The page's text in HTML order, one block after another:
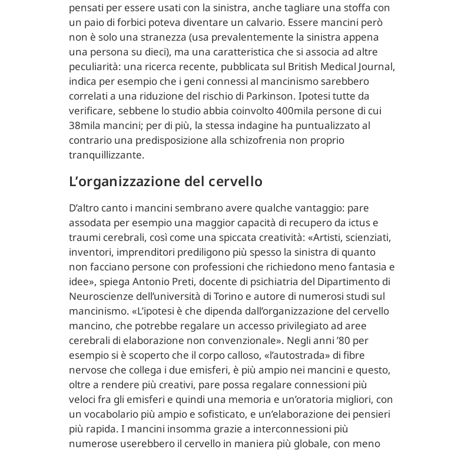
pensati per essere usati con la sinistra, anche tagliare una stoffa con
un paio di forbici poteva diventare un calvario. Essere mancini però
non è solo una stranezza (usa prevalentemente la sinistra appena
una persona su dieci), ma una caratteristica che si associa ad altre
peculiarità: una ricerca recente, pubblicata sul British Medical Journal,
indica per esempio che i geni connessi al mancinismo sarebbero
correlati a una riduzione del rischio di Parkinson. Ipotesi tutte da
verificare, sebbene lo studio abbia coinvolto 400mila persone di cui
38mila mancini; per di più, la stessa indagine ha puntualizzato al
contrario una predisposizione alla schizofrenia non proprio
tranquillizzante.
L’organizzazione del cervello
D’altro canto i mancini sembrano avere qualche vantaggio: pare
assodata per esempio una maggior capacità di recupero da ictus e
traumi cerebrali, così come una spiccata creatività: «Artisti, scienziati,
inventori, imprenditori prediligono più spesso la sinistra di quanto
non facciano persone con professioni che richiedono meno fantasia e
idee», spiega Antonio Preti, docente di psichiatria del Dipartimento di
Neuroscienze dell’università di Torino e autore di numerosi studi sul
mancinismo. «L’ipotesi è che dipenda dall’organizzazione del cervello
mancino, che potrebbe regalare un accesso privilegiato ad aree
cerebrali di elaborazione non convenzionale». Negli anni ’80 per
esempio si è scoperto che il corpo calloso, «l’autostrada» di fibre
nervose che collega i due emisferi, è più ampio nei mancini e questo,
oltre a rendere più creativi, pare possa regalare connessioni più
veloci fra gli emisferi e quindi una memoria e un’oratoria migliori, con
un vocabolario più ampio e sofisticato, e un’elaborazione dei pensieri
più rapida. I mancini insomma grazie a interconnessioni più
numerose userebbero il cervello in maniera più globale, con meno